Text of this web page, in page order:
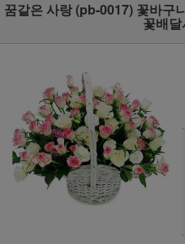
꿈같은 사랑 (pb-0017) 꽃바구
꽃배